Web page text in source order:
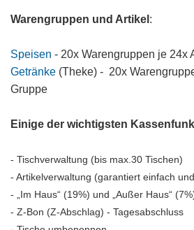
Warengruppen und Artikel :
Speisen - 20x Warengruppen je 24x
Getränke (Theke) - 20x
Gruppe
Einige der wichtigsten
- Tischverwaltung (bis max.30 Tischen)
- Artikelverwaltung (garantiert einfach
- „Im Haus“ (19%) und „Außer Haus“
- Z-Bon (Z-Abschlag) - Tagesabschluss